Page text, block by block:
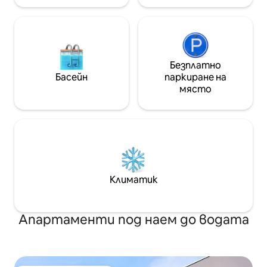
Басейн
Безплатно
паркиране на
място
Климатик
Апартаменти под наем до водата